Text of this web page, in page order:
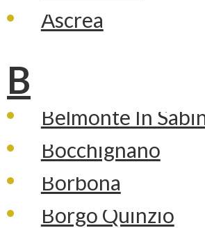
Ascrea
B
Belmonte In
Bocchignano
Borbona
Borgo Quinzio